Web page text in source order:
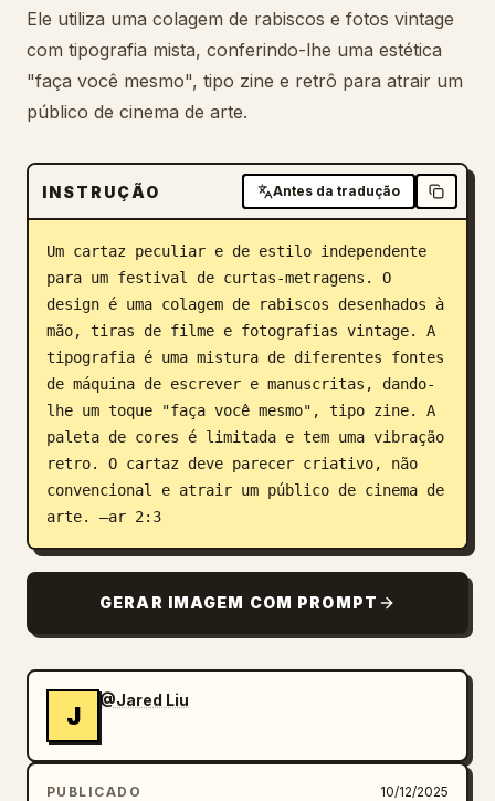
Transferir
Atualizações
Ele utiliza uma colagem de rabiscos e fotos vintage
com tipografia mista, conferindo-lhe uma estética
"faça você mesmo", tipo zine e retrô para atrair um
público de cinema de arte.
INSTRUÇÃO Antes da tradução
Um cartaz peculiar e de estilo independente
para um festival de curtas-metragens. O
design é uma colagem de rabiscos desenhados à
mão, tiras de filme e fotografias vintage. A
tipografia é uma mistura de diferentes fontes
de máquina de escrever e manuscritas, dando-
lhe um toque "faça você mesmo", tipo zine. A
paleta de cores é limitada e tem uma vibração
retro. O cartaz deve parecer criativo, não
convencional e atrair um público de cinema de
arte. –ar 2:3
GERAR IMAGEM COM PROMPT
J
@Jared Liu
PUBLICADO 10/12/2025